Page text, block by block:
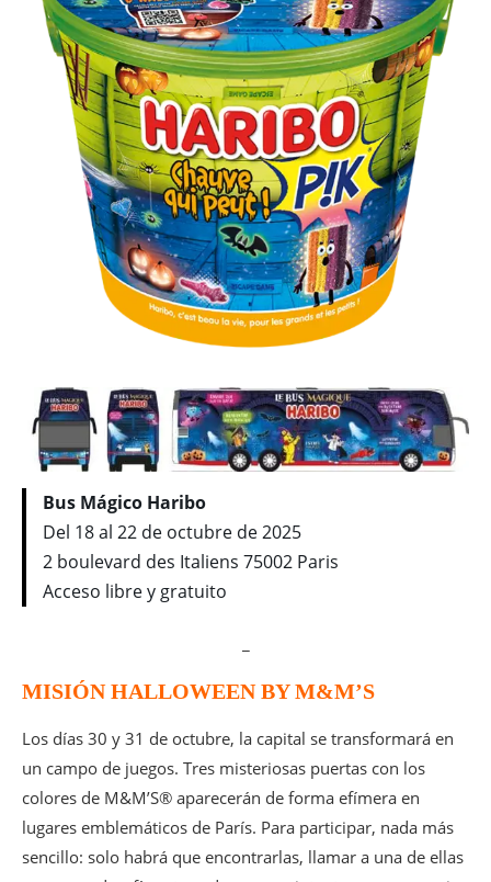
Bus Mágico Haribo
Del 18 al 22 de octubre de 2025
2 boulevard des Italiens 75002 Paris
Acceso libre y gratuito
MISIÓN HALLOWEEN BY M&M’S
Los días 30 y 31 de octubre, la capital se transformará en
un campo de juegos. Tres misteriosas puertas con los
colores de M&M’S® aparecerán de forma efímera en
lugares emblemáticos de París. Para participar, nada más
sencillo: solo habrá que encontrarlas, llamar a una de ellas